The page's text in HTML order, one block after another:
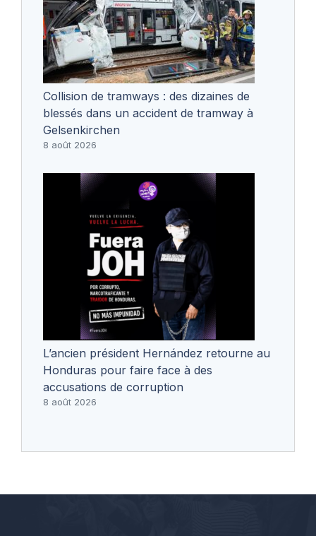
Collision de tramways : des dizaines de
blessés dans un accident de tramway à
Gelsenkirchen
8 août 2026
L’ancien président Hernández retourne au
Honduras pour faire face à des
accusations de corruption
8 août 2026